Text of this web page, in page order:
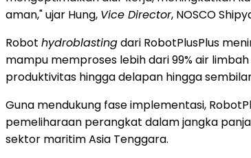
aman," ujar Hung, Vice Director, NOSCO
Robot hydroblastingdari RobotPlusPlus
mampu memproses lebih dari 99% air
produktivitas hingga delapan hingga
Guna mendukung fase implementasi,
pemeliharaan perangkat dalam jangka
sektor maritim Asia Tenggara.